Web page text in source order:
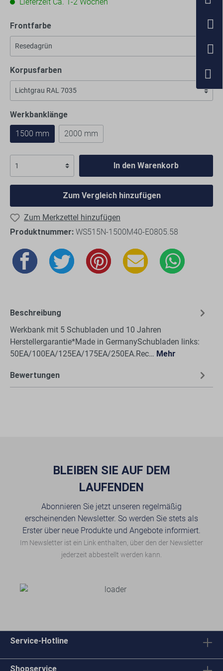
Frontfarbe
Korpusfarben
Werkbanklänge
1500 mm
2000 mm
In den Warenkorb
Zum Vergleich hinzufügen
Zum Merkzettel hinzufügen
Produktnummer: WS515N-1500M40-E0805.58
Beschreibung
Werkbank mit 5 Schubladen und 10 Jahren
Herstellergarantie*Made in GermanySchubladen links:
50EA/100EA/125EA/175EA/250EA.Rec… Mehr
Bewertungen
BLEIBEN SIE AUF DEM
LAUFENDEN
Abonnieren Sie jetzt unseren regelmäßig
erscheinenden Newsletter. So werden Sie stets als
Erster über neue Produkte und Angebote informiert.
Im Newsletter ist ein Link enthalten, über den der Newsletter
jederzeit abbestellt werden kann.
Service-Hotline
Shopservice